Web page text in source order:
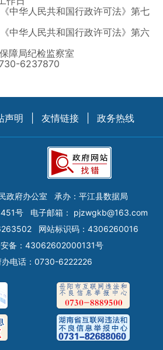
中华人民共和国行政许可法》第七
中华人民共和国行政许可法》第六
障局纪检监察室
6237870
声明 友情链接 政务热线
政府办公室
承办：平江县数据局
号 电子邮箱： pjzwgkb@163.com
网站标识码：4306260016
备：43062602000131号
办电话：0730-6222226